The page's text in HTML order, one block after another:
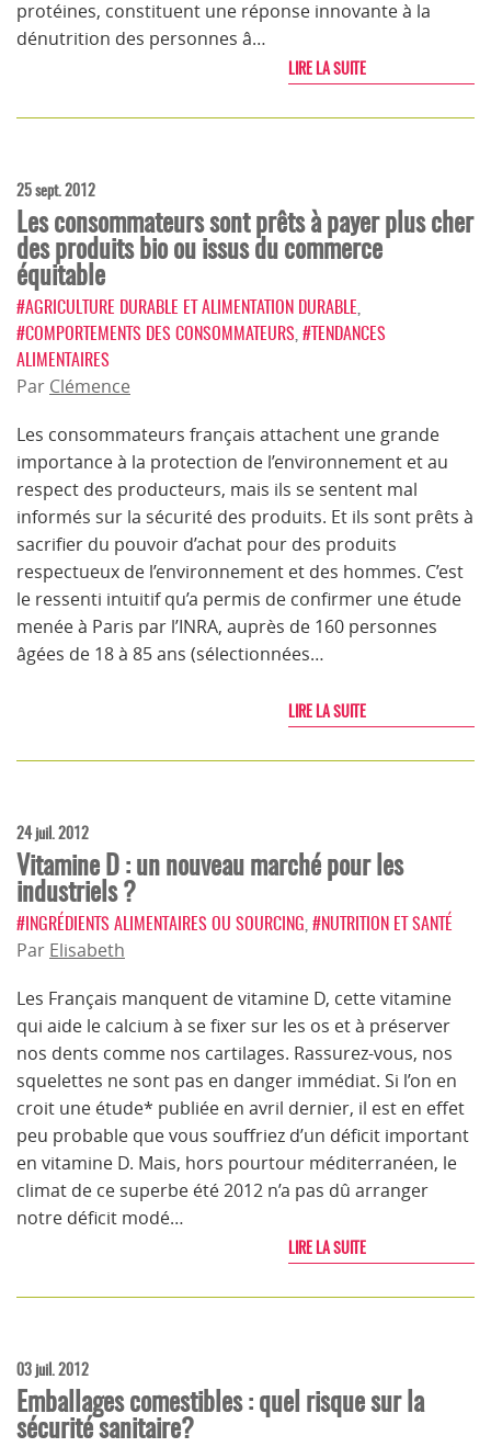
protéines, constituent une réponse innovante à la
dénutrition des personnes â…
LIRE LA SUITE
25 sept. 2012
Les consommateurs sont prêts à payer plus cher
des produits bio ou issus du commerce
équitable
#AGRICULTURE DURABLE ET ALIMENTATION DURABLE
#COMPORTEMENTS DES CONSOMMATEURS #TENDANCES
ALIMENTAIRES
Par Clémence
Les consommateurs français attachent une grande
importance à la protection de l’environnement et au
respect des producteurs, mais ils se sentent mal
informés sur la sécurité des produits. Et ils sont prêts à
sacrifier du pouvoir d’achat pour des produits
respectueux de l’environnement et des hommes. C’est
le ressenti intuitif qu’a permis de confirmer une étude
menée à Paris par l’INRA, auprès de 160 personnes
âgées de 18 à 85 ans (sélectionnées…
LIRE LA SUITE
24 juil. 2012
Vitamine D : un nouveau marché pour les
industriels ?
#INGRÉDIENTS ALIMENTAIRES OU SOURCING #NUTRITION ET SANTÉ
Par Elisabeth
Les Français manquent de vitamine D, cette vitamine
qui aide le calcium à se fixer sur les os et à préserver
nos dents comme nos cartilages. Rassurez-vous, nos
squelettes ne sont pas en danger immédiat. Si l’on en
croit une étude* publiée en avril dernier, il est en effet
peu probable que vous souffriez d’un déficit important
en vitamine D. Mais, hors pourtour méditerranéen, le
climat de ce superbe été 2012 n’a pas dû arranger
notre déficit modé…
LIRE LA SUITE
03 juil. 2012
Emballages comestibles : quel risque sur la
sécurité sanitaire?